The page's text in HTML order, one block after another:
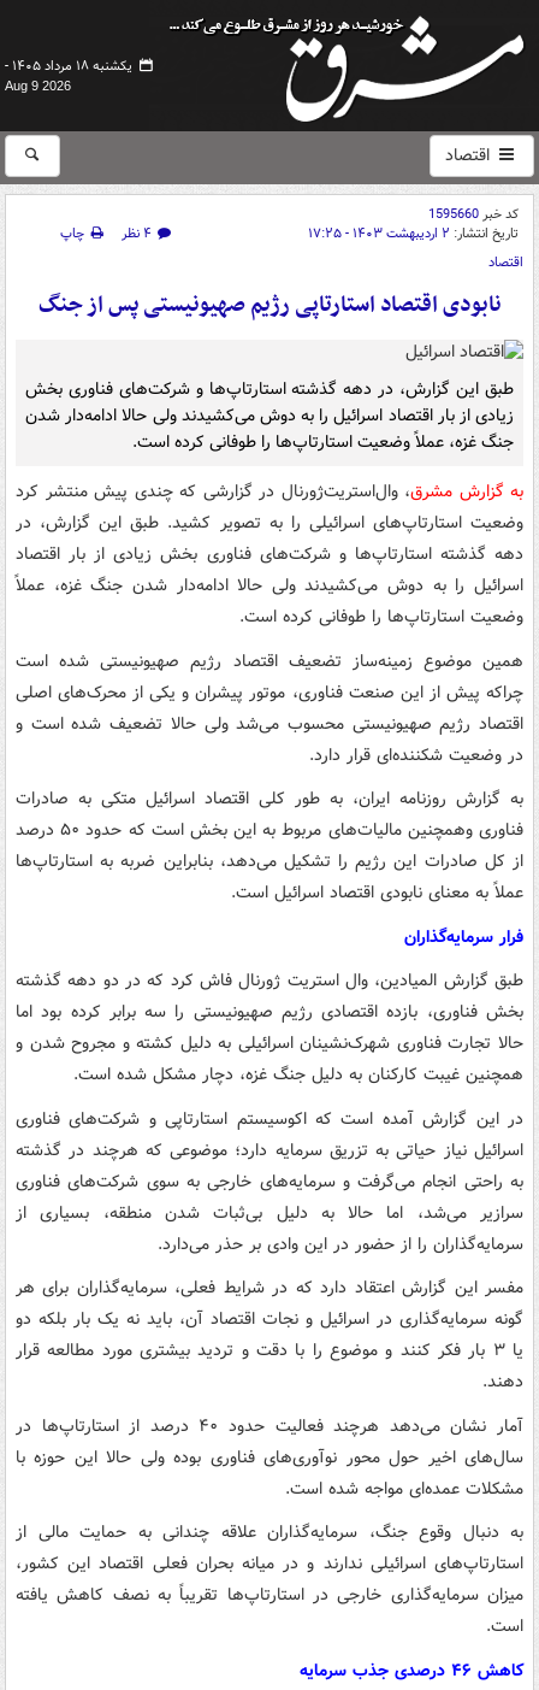
یکشنبه ۱۸ مرداد ۱۴۰۵ -
Aug 9 2026
اقتصاد
کد خبر1595660
تاریخ انتشار: ۲ اردیبهشت ۱۴۰۳ - ۱۷:۲۵ ۴ نظر
چاپ
اقتصاد
نابودی اقتصاد استارتاپی رژیم صهیونیستی پس از جنگ
طبق این گزارش، در دهه گذشته استارتاپ‌ها و شرکت‌های فناوری بخش
زیادی از بار اقتصاد اسرائیل را به دوش می‌کشیدند ولی حالا ادامه‌دار شدن
جنگ غزه، عملاً وضعیت استارتاپ‌ها را طوفانی کرده است.
به گزارش مشرق، وال‌استریت‌ژورنال در گزارشی که چندی پیش منتشر کرد
وضعیت استارتاپ‌های اسرائیلی را به تصویر کشید. طبق این گزارش، در
دهه گذشته استارتاپ‌ها و شرکت‌های فناوری بخش زیادی از بار اقتصاد
اسرائیل را به دوش می‌کشیدند ولی حالا ادامه‌دار شدن جنگ غزه، عملاً
وضعیت استارتاپ‌ها را طوفانی کرده است.
همین موضوع زمینه‌ساز تضعیف اقتصاد رژیم صهیونیستی شده است
چراکه پیش از این صنعت فناوری، موتور پیشران و یکی از محرک‌های اصلی
اقتصاد رژیم صهیونیستی محسوب می‌شد ولی حالا تضعیف شده است و
در وضعیت شکننده‌ای قرار دارد.
به گزارش روزنامه ایران، به طور کلی اقتصاد اسرائیل متکی به صادرات
فناوری وهمچنین مالیات‌های مربوط به این بخش است که حدود ۵۰ درصد
از کل صادرات این رژیم را تشکیل می‌دهد، بنابراین ضربه به استارتاپ‌ها
عملاً به معنای نابودی اقتصاد اسرائیل است.
فرار سرمایه‌گذاران
طبق گزارش المیادین، وال استریت ژورنال فاش کرد که در دو دهه گذشته
بخش فناوری، بازده اقتصادی رژیم صهیونیستی را سه برابر کرده بود اما
حالا تجارت فناوری شهرک‌نشینان اسرائیلی به دلیل کشته و مجروح شدن و
همچنین غیبت کارکنان به دلیل جنگ غزه، دچار مشکل شده است.
در این گزارش آمده است که اکوسیستم استارتاپی و شرکت‌های فناوری
اسرائیل نیاز حیاتی به تزریق سرمایه دارد؛ موضوعی که هرچند در گذشته
به راحتی انجام می‌گرفت و سرمایه‌های خارجی به سوی شرکت‌های فناوری
سرازیر می‌شد، اما حالا به دلیل بی‌ثبات شدن منطقه، بسیاری از
سرمایه‌گذاران را از حضور در این وادی بر حذر می‌دارد.
مفسر این گزارش اعتقاد دارد که در شرایط فعلی، سرمایه‌گذاران برای هر
گونه سرمایه‌گذاری در اسرائیل و نجات اقتصاد آن، باید نه یک بار بلکه دو
یا ۳ بار فکر کنند و موضوع را با دقت و تردید بیشتری مورد مطالعه قرار
دهند.
آمار نشان می‌دهد هرچند فعالیت حدود ۴۰ درصد از استارتاپ‌ها در
سال‌های اخیر حول محور نوآوری‌های فناوری بوده ولی حالا این حوزه با
مشکلات عمده‌ای مواجه شده است.
به دنبال وقوع جنگ، سرمایه‌گذاران علاقه چندانی به حمایت مالی از
استارتاپ‌های اسرائیلی ندارند و در میانه بحران فعلی اقتصاد این کشور،
میزان سرمایه‌گذاری‌ خارجی در استارتاپ‌ها تقریباً به نصف کاهش یافته
است.
کاهش ۴۶ درصدی جذب سرمایه